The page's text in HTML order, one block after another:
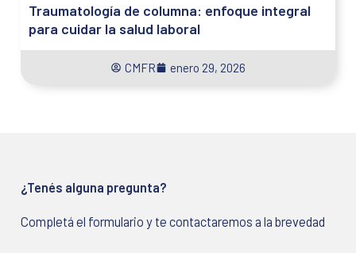
Traumatología de columna: enfoque integral
para cuidar la salud laboral
CMFR enero 29, 2026
¿Tenés alguna pregunta?
Completá el formulario y te contactaremos a la brevedad